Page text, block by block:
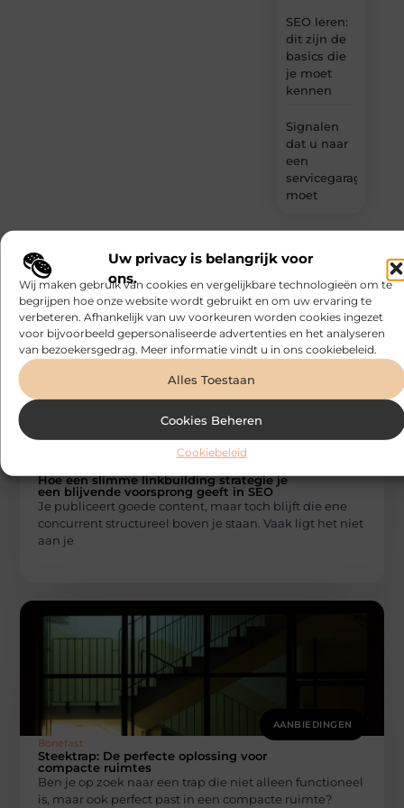
Uw privacy is belangrijk voor
ons.
Wij maken gebruik van cookies en vergelijkbare technologieën om te
begrijpen hoe onze website wordt gebruikt en om uw ervaring te
verbeteren. Afhankelijk van uw voorkeuren worden cookies ingezet
voor bijvoorbeeld gepersonaliseerde advertenties en het analyseren
van bezoekersgedrag. Meer informatie vindt u in ons cookiebeleid.
Alles Toestaan
Cookies Beheren
Cookiebeleid
SEO leren:
dit zijn de
basics die
je moet
kennen
Signalen
dat u naar
een
servicegarage
moet
Gerelateerde artikelendie u mogelijk
interesseren
Hoe een slimme linkbuilding strategie je
een blijvende voorsprong geeft in SEO
Je publiceert goede content, maar toch blijft die ene
concurrent structureel boven je staan. Vaak ligt het niet
aan je
AANBIEDINGEN
Bonefast
Steektrap: De perfecte oplossing voor
compacte ruimtes
Ben je op zoek naar een trap die niet alleen functioneel
is, maar ook perfect past in een compacte ruimte?